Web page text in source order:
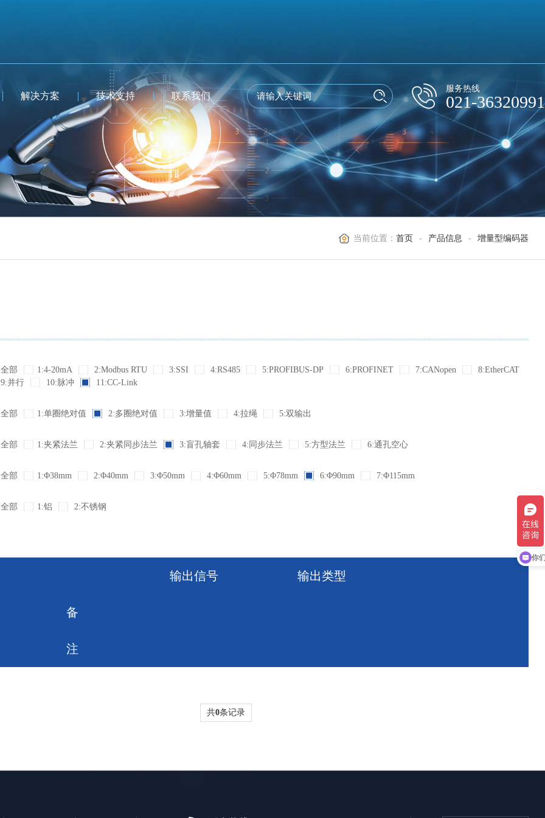
解决方案 技术支持 联系我们
服务热线
021-36320991
当前位置：首页 - 产品信息 - 增量型编码器
全部 1:4-20mA 2:Modbus RTU 3:SSI 4:RS485 5:PROFIBUS-DP 6:PROFINET 7:CANopen
8:EtherCAT
9:并行
10:脉冲 11:CC-Link
全部 1:单圈绝对值 2:多圈绝对值 3:增量值 4:拉绳 5:双输出
全部 1:夹紧法兰 2:夹紧同步法兰 3:盲孔轴套 4:同步法兰 5:方型法兰 6:通孔空心
全部 1:Φ38mm 2:Φ40mm 3:Φ50mm 4:Φ60mm 5:Φ78mm 6:Φ90mm 7:Φ115mm
全部 1:铝 2:不锈钢
输出信号 输出类型
备
注
共0条记录
你